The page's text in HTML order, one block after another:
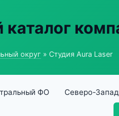
каталог
округ » Студия Aura Laser
ФО Северо-